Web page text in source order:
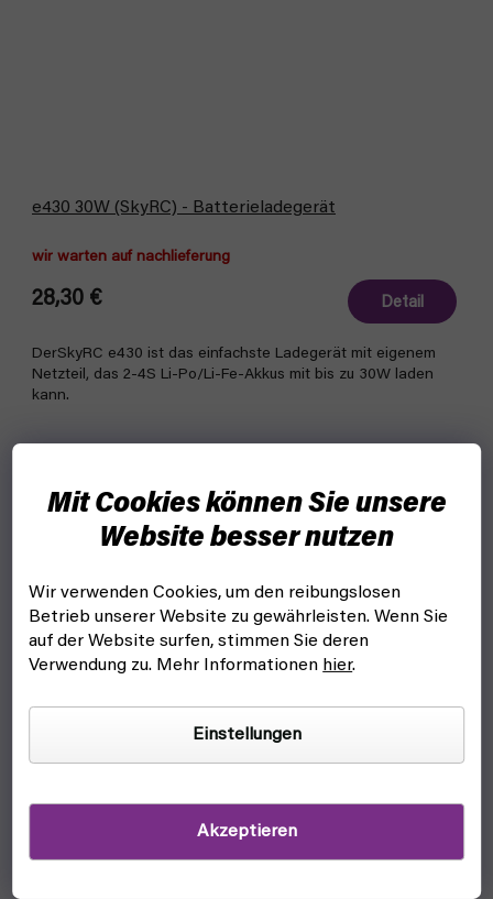
Mit Cookies können Sie unsere
Website besser nutzen
Wir verwenden Cookies, um den reibungslosen
Betrieb unserer Website zu gewährleisten. Wenn Sie
auf der Website surfen, stimmen Sie deren
Verwendung zu. Mehr Informationen hier.
Einstellungen
Akzeptieren
e430 30W (SkyRC) - Batterieladegerät
wir warten auf nachlieferung
28,30 € Detail
DerSkyRC e430 ist das einfachste Ladegerät mit eigenem
Netzteil, das 2-4S Li-Po/Li-Fe-Akkus mit bis zu 30W laden
kann.